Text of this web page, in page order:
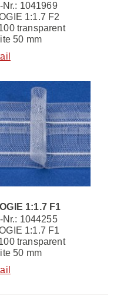
Nr.: 1041969
1:1.7 F2
transparent
50 mm
1:1.7 F1
Nr.: 1044255
1:1.7 F1
transparent
50 mm